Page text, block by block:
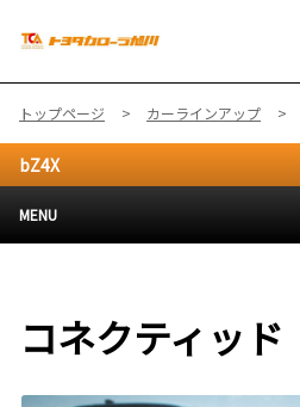
トップページ カーラインアップ
bZ4X
MENU
コネクティッド